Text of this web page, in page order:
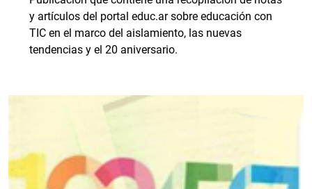
y artículos del portal educ.ar sobre educación con
TIC en el marco del aislamiento, las nuevas
tendencias y el 20 aniversario.